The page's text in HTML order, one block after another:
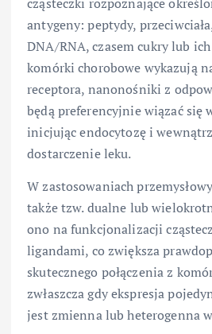
antygeny: peptydy,
DNA/RNA, czasem cukry lub
komórki chorobowe wykazują
receptora, nanonośniki z
będą preferencyjnie wiązać się
inicjując endocytozę i
dostarczenie leku.
W zastosowaniach
także tzw. dualne lub
ono na funkcjonalizacji
ligandami, co zwiększa
skutecznego połączenia z
zwłaszcza gdy ekspresja
jest zmienna lub heterogenna